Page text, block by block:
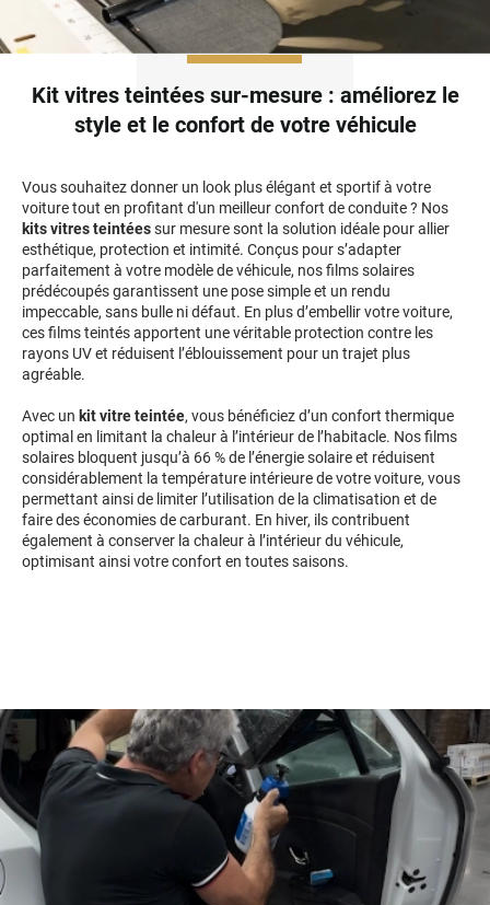
Honda
Hyundai
Infiniti
Isuzu
Iveco
Jaecoo
Jaguar
Jeep
Jetour
Kandi
Karma
Lamborghini
Lancia
Kit vitres teintées sur-mesure : améliorez le
style et le confort de votre véhicule
Vous souhaitez donner un look plus élégant et sportif à votre
voiture tout en profitant d'un meilleur confort de conduite ? Nos
kits vitres teintéessur mesure sont la solution idéale pour allier
esthétique, protection et intimité. Conçus pour s’adapter
parfaitement à votre modèle de véhicule, nos films solaires
prédécoupés garantissent une pose simple et un rendu
impeccable, sans bulle ni défaut. En plus d’embellir votre voiture,
ces films teintés apportent une véritable protection contre les
rayons UV et réduisent l’éblouissement pour un trajet plus
agréable.
Avec un kit vitre teintée, vous bénéficiez d’un confort thermique
optimal en limitant la chaleur à l’intérieur de l’habitacle. Nos films
solaires bloquent jusqu’à 66 % de l’énergie solaire et réduisent
considérablement la température intérieure de votre voiture, vous
permettant ainsi de limiter l’utilisation de la climatisation et de
faire des économies de carburant. En hiver, ils contribuent
également à conserver la chaleur à l’intérieur du véhicule,
optimisant ainsi votre confort en toutes saisons.